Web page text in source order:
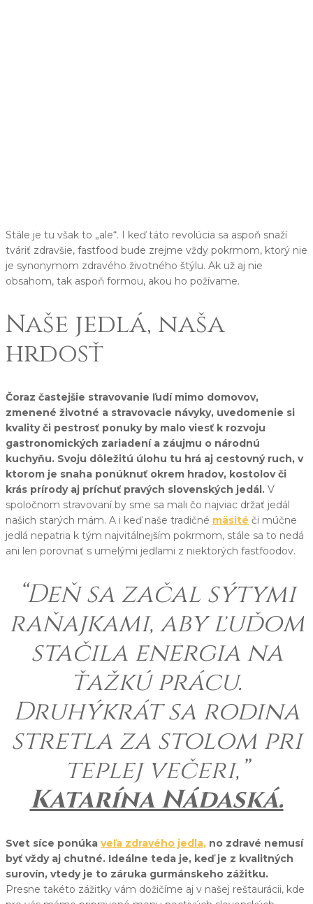
Stále je tu však to „ale“. I keď táto revolúcia sa aspoň snaží
tváriť zdravšie, fastfood bude zrejme vždy pokrmom, ktorý nie
je synonymom zdravého životného štýlu. Ak už aj nie
obsahom, tak aspoň formou, akou ho požívame.
Naše jedlá, naša
hrdosť
Čoraz častejšie stravovanie ľudí mimo domovov,
zmenené životné a stravovacie návyky, uvedomenie si
kvality či pestrosť ponuky by malo viesť k rozvoju
gastronomických zariadení a záujmu o národnú
kuchyňu. Svoju dôležitú úlohu tu hrá aj cestovný ruch, v
ktorom je snaha ponúknuť okrem hradov, kostolov či
krás prírody aj príchuť pravých slovenských jedál. V
spoločnom stravovaní by sme sa mali čo najviac držať jedál
našich starých mám. A i keď naše tradičné mäsité či múčne
jedlá nepatria k tým najvitálnejším pokrmom, stále sa to nedá
ani len porovnať s umelými jedlami z niektorých fastfoodov.
“Deň sa začal sýtymi
raňajkami, aby ľuďom
stačila energia na
ťažkú prácu.
Druhýkrát sa rodina
stretla za stolom pri
teplej večeri,”
Katarína Nádaská.
Svet síce ponúka veľa zdravého jedla, no zdravé nemusí
byť vždy aj chutné. Ideálne teda je, keď je z kvalitných
surovín, vtedy je to záruka gurmánskeho zážitku.
Presne takéto zážitky vám dožičíme aj v našej reštaurácii, kde